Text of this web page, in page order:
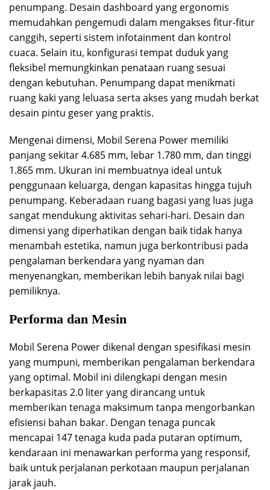
penumpang. Desain dashboard yang ergonomis
memudahkan pengemudi dalam mengakses fitur-fitur
canggih, seperti sistem infotainment dan kontrol
cuaca. Selain itu, konfigurasi tempat duduk yang
fleksibel memungkinkan penataan ruang sesuai
dengan kebutuhan. Penumpang dapat menikmati
ruang kaki yang leluasa serta akses yang mudah berkat
desain pintu geser yang praktis.
Mengenai dimensi, Mobil Serena Power memiliki
panjang sekitar 4.685 mm, lebar 1.780 mm, dan tinggi
1.865 mm. Ukuran ini membuatnya ideal untuk
penggunaan keluarga, dengan kapasitas hingga tujuh
penumpang. Keberadaan ruang bagasi yang luas juga
sangat mendukung aktivitas sehari-hari. Desain dan
dimensi yang diperhatikan dengan baik tidak hanya
menambah estetika, namun juga berkontribusi pada
pengalaman berkendara yang nyaman dan
menyenangkan, memberikan lebih banyak nilai bagi
pemiliknya.
Performa dan Mesin
Mobil Serena Power dikenal dengan spesifikasi mesin
yang mumpuni, memberikan pengalaman berkendara
yang optimal. Mobil ini dilengkapi dengan mesin
berkapasitas 2.0 liter yang dirancang untuk
memberikan tenaga maksimum tanpa mengorbankan
efisiensi bahan bakar. Dengan tenaga puncak
mencapai 147 tenaga kuda pada putaran optimum,
kendaraan ini menawarkan performa yang responsif,
baik untuk perjalanan perkotaan maupun perjalanan
jarak jauh.